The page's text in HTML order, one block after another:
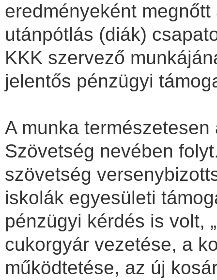
eredményeként
utánpótlás (diák)
KKK szervező
jelentős pénzügyi
A munka
Szövetség nevében
szövetség
iskolák egyesületi
pénzügyi kérdés is volt,
cukorgyár vezetése, a
működtetése, az új